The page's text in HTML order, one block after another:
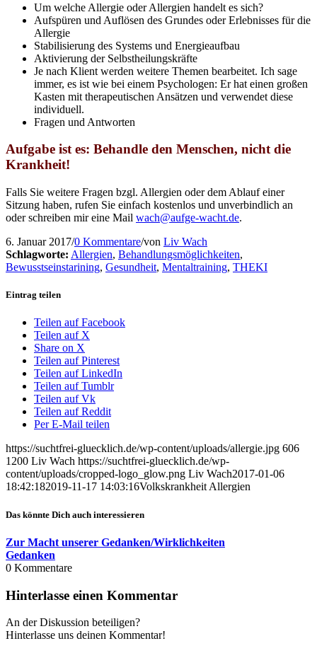
Um welche Allergie oder Allergien handelt es sich?
Aufspüren und Auflösen des Grundes oder Erlebnisses für die
Allergie
Stabilisierung des Systems und Energieaufbau
Aktivierung der Selbstheilungskräfte
Je nach Klient werden weitere Themen bearbeitet. Ich sage
immer, es ist wie bei einem Psychologen: Er hat einen großen
Kasten mit therapeutischen Ansätzen und verwendet diese
individuell.
Fragen und Antworten
Aufgabe ist es: Behandle den Menschen, nicht die
Krankheit!
Falls Sie weitere Fragen bzgl. Allergien oder dem Ablauf einer
Sitzung haben, rufen Sie einfach kostenlos und unverbindlich an
oder schreiben mir eine Mail wach@aufge-wacht.de.
6. Januar 2017/0 Kommentare/von Liv Wach
Schlagworte: Allergien, Behandlungsmöglichkeiten,
Bewusstseinstarining, Gesundheit, Mentaltraining, THEKI
Eintrag teilen
Teilen auf Facebook
Teilen auf X
Share on X
Teilen auf Pinterest
Teilen auf LinkedIn
Teilen auf Tumblr
Teilen auf Vk
Teilen auf Reddit
Per E-Mail teilen
https://suchtfrei-gluecklich.de/wp-content/uploads/allergie.jpg 606
1200 Liv Wach https://suchtfrei-gluecklich.de/wp-
content/uploads/cropped-logo_glow.png Liv Wach2017-01-06
18:42:182019-11-17 14:03:16Volkskrankheit Allergien
Das könnte Dich auch interessieren
Zur Macht unserer Gedanken/Wirklichkeiten
Gedanken
0 Kommentare
Hinterlasse einen Kommentar
An der Diskussion beteiligen?
Hinterlasse uns deinen Kommentar!